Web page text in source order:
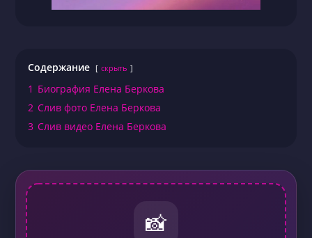
Содержание скрыть
1 Биография Елена Беркова
2 Слив фото Елена Беркова
3 Слив видео Елена Беркова
📸